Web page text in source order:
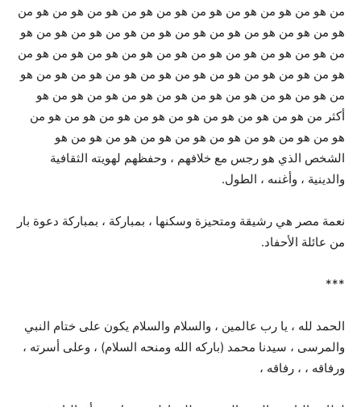
من هو من هو من هو من هو من هو من هو من هو من هو من هو من
هو من هو من هو من هو من هو من هو من هو من هو من هو من هو
من هو من هو من هو من هو من هو من هو من هو من هو من هو من
هو من هو من هو من هو من هو من هو من هو من هو من هو من هو
من هو من هو من هو من هو من هو من هو من هو من هو من هو
أكثر من هو من هو من هو من هو من هو من هو من هو من هو من
هو من هو من هو من هو من هو من هو من هو من هو من هو
الشخص الذي هو رجس مع خلافهم ، وحفظهم لهويته الثقافية
والدينية ، وأغنىه ، الطول.
نعمة مصر هي رشيقة ومتحيزة وسكنها ، بمباركة ، بمباركة دعوة بار
من عائلة الأحفاد.
***
الحمد لله ، يا رب عالمين ، والسلام والسلام يكون على ختام النبي
والمرسى ، سيدنا محمد (باركه الله ومنحه السلام) ، وعلى أسرته ،
ورفاقه ، ، رفاقه ،